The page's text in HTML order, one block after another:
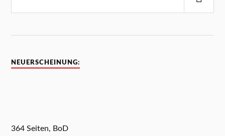
NEUERSCHEINUNG:
364 Seiten, BoD